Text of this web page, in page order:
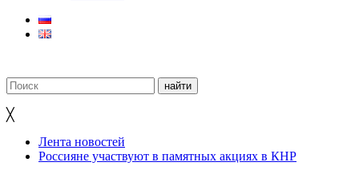
╳
Лента новостей
Россияне участвуют в памятных акциях в КНР